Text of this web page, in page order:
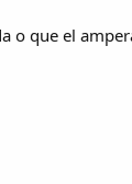
que el